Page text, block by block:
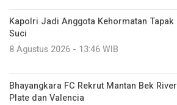
Kapolri Jadi Anggota Kehormatan Tapak
Suci
8 Agustus 2026 - 13:46 WIB
Bhayangkara FC Rekrut Mantan Bek River
Plate dan Valencia